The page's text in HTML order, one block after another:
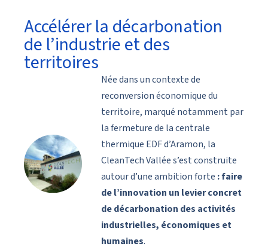
Accélérer la décarbonation
de l’industrie et des
territoires
Née dans un contexte de
reconversion économique du
territoire, marqué notamment par
la fermeture de la centrale
thermique EDF d’Aramon, la
CleanTech Vallée s’est construite
autour d’une ambition forte : faire
de l’innovation un levier concret
de décarbonation des activités
industrielles, économiques et
humaines.